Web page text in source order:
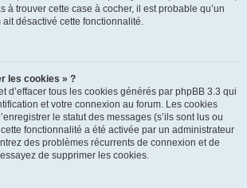
à trouver cette case à cocher, il est probable qu’un
désactivé cette fonctionnalité.
les cookies » ?
d’effacer tous les cookies générés par phpBB 3.3 qui
et votre connexion au forum. Les cookies
le statut des messages (s’ils sont lus ou
fonctionnalité a été activée par un administrateur
des problèmes récurrents de connexion et de
de supprimer les cookies.